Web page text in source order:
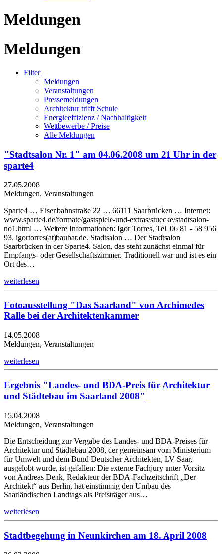
Meldungen
Meldungen
Filter
Meldungen
Veranstaltungen
Pressemeldungen
Architektur trifft Schule
Energieeffizienz / Nachhaltigkeit
Wettbewerbe / Preise
Alle Meldungen
"Stadtsalon Nr. 1" am 04.06.2008 um 21 Uhr in der
sparte4
27.05.2008
Meldungen, Veranstaltungen
Sparte4 … Eisenbahnstraße 22 … 66111 Saarbrücken … Internet:
www.sparte4.de/formate/gastspiele-und-extras/stuecke/stadtsalon-
no1.html … Weitere Informationen: Igor Torres, Tel. 06 81 - 58 956
93, igortorres(at)baubar.de. Stadtsalon … Der Stadtsalon
Saarbrücken in der Sparte4. Salon, das steht zunächst einmal für
Empfangs- oder Gesellschaftszimmer. Traditionell war und ist es ein
Ort des…
weiterlesen
Fotoausstellung "Das Saarland" von Archimedes
Ralle bei der Architektenkammer
14.05.2008
Meldungen, Veranstaltungen
weiterlesen
Ergebnis "Landes- und BDA-Preis für Architektur
und Städtebau im Saarland 2008"
15.04.2008
Meldungen, Veranstaltungen
Die Entscheidung zur Vergabe des Landes- und BDA-Preises für
Architektur und Städtebau 2008, der gemeinsam vom Ministerium
für Umwelt und dem Bund Deutscher Architekten, LV Saar,
ausgelobt wurde, ist gefallen: Die externe Fachjury unter Vorsitz
von Andreas Denk, Redakteur der BDA-Fachzeitschrift „Der
Architekt“ aus Berlin, hat einstimmig den Umbau des
Saarländischen Landtags als Preisträger aus…
weiterlesen
Stadtbegehung in Neunkirchen am 18. April 2008